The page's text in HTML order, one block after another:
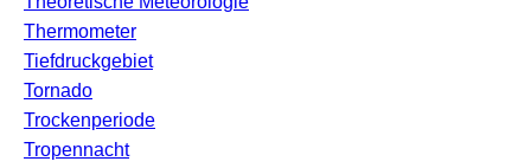
Thermometer
Tiefdruckgebiet
Tornado
Trockenperiode
Tropennacht